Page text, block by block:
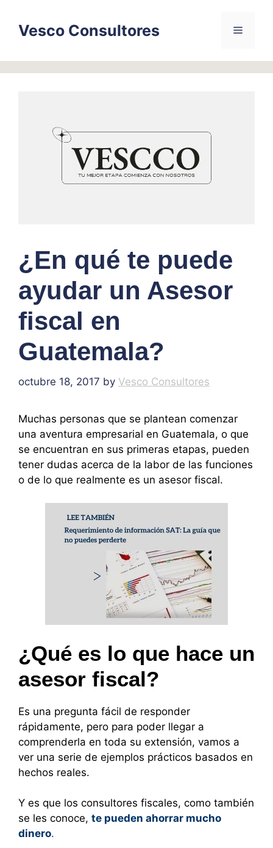
contentVesco Consultores Menu
¿En qué te puede
ayudar un Asesor
fiscal en
Guatemala?
octubre 18, 2017 by Vesco Consultores
Muchas personas que se plantean comenzar
una aventura empresarial en Guatemala, o que
se encuentran en sus primeras etapas, pueden
tener dudas acerca de la labor de las funciones
o de lo que realmente es un asesor fiscal.
¿Qué es lo que hace un
asesor fiscal?
Es una pregunta fácil de responder
rápidamente, pero para poder llegar a
comprenderla en toda su extensión, vamos a
ver una serie de ejemplos prácticos basados en
hechos reales.
Y es que los consultores fiscales, como también
se les conoce, te pueden ahorrar mucho
dinero.